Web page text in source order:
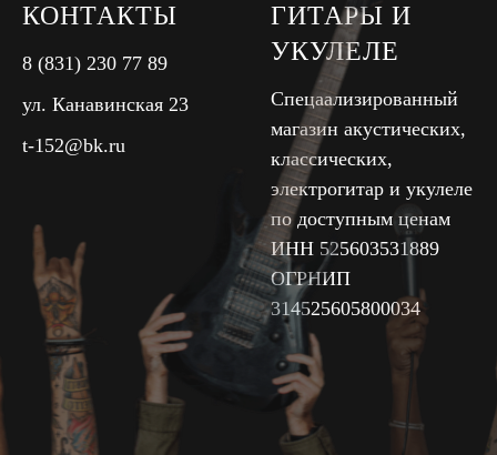
КОНТАКТЫ
8 (831) 230 77 89
ул. Канавинская 23
t-152@bk.ru
ГИТАРЫ И
УКУЛЕЛЕ
Спецаализированный
магазин акустических,
классических,
электрогитар и укулеле
по доступным ценам
ИНН 525603531889
ОГРНИП
314525605800034